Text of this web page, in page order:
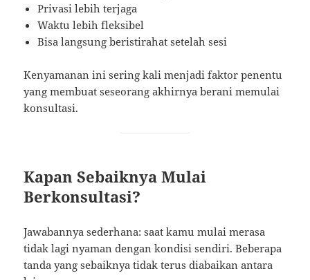
Privasi lebih terjaga
Waktu lebih fleksibel
Bisa langsung beristirahat setelah sesi
Kenyamanan ini sering kali menjadi faktor penentu
yang membuat seseorang akhirnya berani memulai
konsultasi.
Kapan Sebaiknya Mulai
Berkonsultasi?
Jawabannya sederhana: saat kamu mulai merasa
tidak lagi nyaman dengan kondisi sendiri. Beberapa
tanda yang sebaiknya tidak terus diabaikan antara